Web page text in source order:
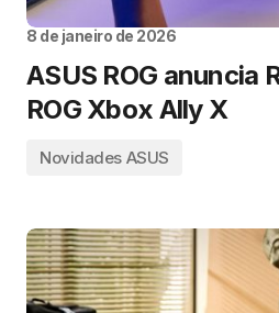
8 de janeiro de 2026
ASUS ROG anuncia
ROG Xbox Ally X
Novidades ASUS